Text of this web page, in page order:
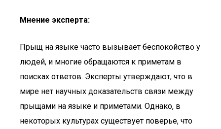
Мнение эксперта:
Прыщ на языке часто вызывает беспокойство у
людей, и многие обращаются к приметам в
поисках ответов. Эксперты утверждают, что в
мире нет научных доказательств связи между
прыщами на языке и приметами. Однако, в
некоторых культурах существует поверье, что